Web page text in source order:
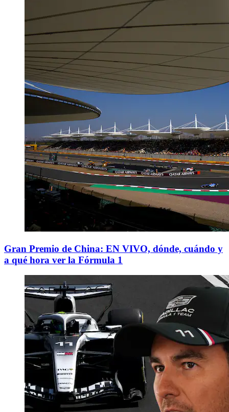
Gran Premio de China: EN VIVO, dónde, cuándo y
a qué hora ver la Fórmula 1